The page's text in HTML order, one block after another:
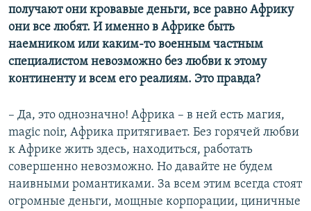
получают они кровавые деньги, все равно Африку
они все любят. И именно в Африке быть
наемником или каким-то военным частным
специалистом невозможно без любви к этому
континенту и всем его реалиям. Это правда?
– Да, это однозначно! Африка – в ней есть магия,
magic noir, Африка притягивает. Без горячей любви
к Африке жить здесь, находиться, работать
совершенно невозможно. Но давайте не будем
наивными романтиками. За всем этим всегда стоят
огромные деньги, мощные корпорации, циничные